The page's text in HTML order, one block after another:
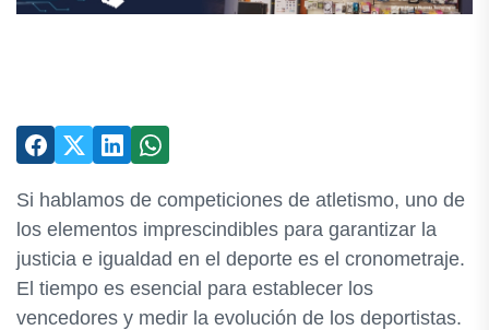
Si hablamos de competiciones de atletismo, uno de
los elementos imprescindibles para garantizar la
justicia e igualdad en el deporte es el cronometraje.
El tiempo es esencial para establecer los
vencedores y medir la evolución de los deportistas.